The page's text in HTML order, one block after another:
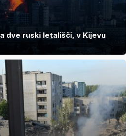
dve ruski letališči, v Kijevu